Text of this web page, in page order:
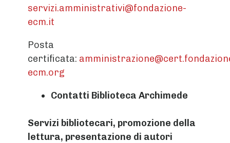
servizi.amministrativi@fondazione-
ecm.it
Posta
certificata:
ecm.org
Contatti Biblioteca Archimede
Servizi bibliotecari, promozione della
lettura, presentazione di autori